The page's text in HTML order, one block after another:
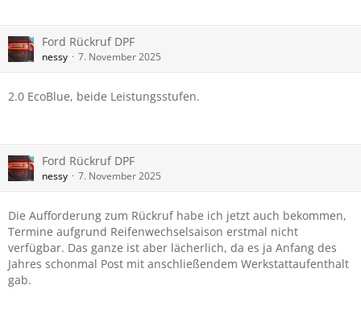
Ford Rückruf DPF
nessy 7. November 2025
2.0 EcoBlue, beide Leistungsstufen.
Ford Rückruf DPF
nessy 7. November 2025
Die Aufforderung zum Rückruf habe ich jetzt auch bekommen,
Termine aufgrund Reifenwechselsaison erstmal nicht
verfügbar. Das ganze ist aber lächerlich, da es ja Anfang des
Jahres schonmal Post mit anschließendem Werkstattaufenthalt
gab.